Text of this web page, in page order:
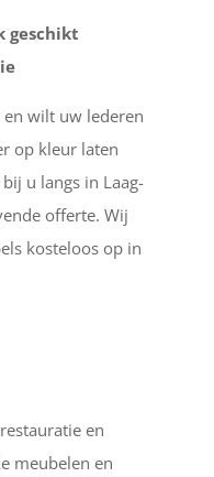
geschikt
wilt uw lederen
op kleur laten
u langs in Laag-
offerte. Wij
kosteloos op in
en
meubelen en